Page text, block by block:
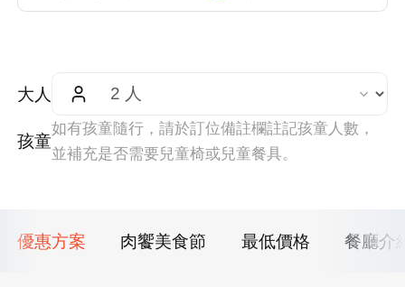
大人
孩童
如有孩童隨行，請於訂位備註欄註記孩童人數，
並補充是否需要兒童椅或兒童餐具。
優惠方案 肉饗美食節 最低價格 餐廳介